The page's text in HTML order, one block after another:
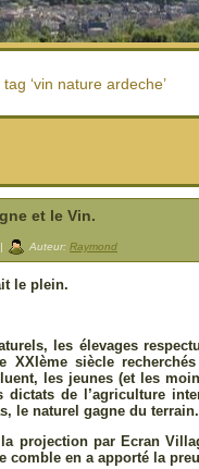
‘vin nature ardeche’
et le Vin.
Auteur: Raymond
le plein.
les élevages
XXIème siècle
les jeunes (et les
dictats de l’agriculture
le naturel gagne du terrain.
projection par Ecran
comble en a apporté la